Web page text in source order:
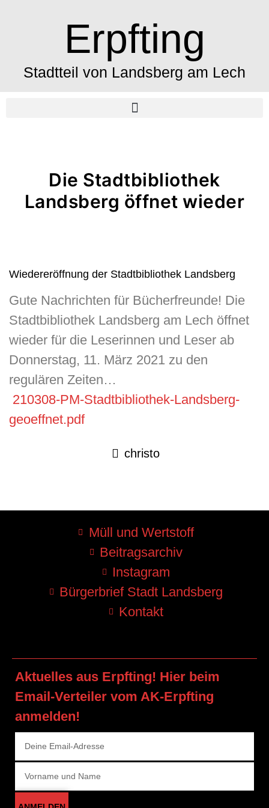
Erpfting
Stadtteil von Landsberg am Lech
Die Stadtbibliothek
Landsberg öffnet wieder
Wiedereröffnung der Stadtbibliothek Landsberg
Gute Nachrichten für Bücherfreunde! Die
Stadtbibliothek Landsberg am Lech öffnet
wieder für die Leserinnen und Leser ab
Donnerstag, 11. März 2021 zu den
regulären Zeiten…
210308-PM-Stadtbibliothek-Landsberg-
geoeffnet.pdf
christo
Müll und Wertstoff
Beitragsarchiv
Instagram
Bürgerbrief Stadt Landsberg
Kontakt
Aktuelles aus Erpfting! Hier beim
Email-Verteiler vom AK-Erpfting
anmelden!